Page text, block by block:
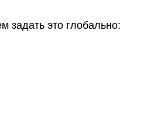
задать это глобально: